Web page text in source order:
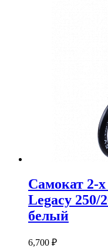
Самокат 2-
Legacy 250/
белый
6,700 ₽